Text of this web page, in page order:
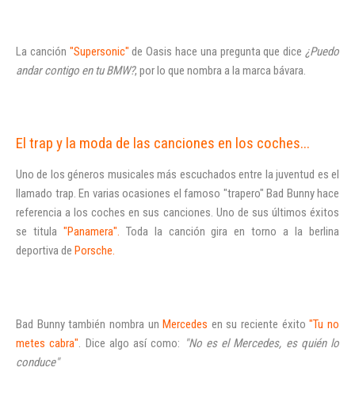
La canción "Supersonic" de Oasis hace una pregunta que dice¿Puedo
andar contigo en tu BMW?, por lo que nombra a la marca bávara.
El trap y la moda de las canciones en los coches...
Uno de los géneros musicales más escuchados entre la juventud es el
llamado trap. En varias ocasiones el famoso "trapero" Bad Bunny hace
referencia a los coches en sus canciones. Uno de sus últimos éxitos
se titula "Panamera". Toda la canción gira en torno a la berlina
deportiva de Porsche.
Bad Bunny también nombra un Mercedes en su reciente éxito"Tu no
metes cabra". Dice algo así como: "No es el Mercedes, es quién lo
conduce"